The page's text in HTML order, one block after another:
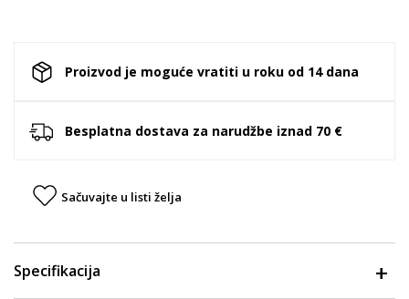
Proizvod je moguće vratiti u roku od 14 dana
Besplatna dostava za narudžbe iznad 70 €
Sačuvajte u listi želja
Specifikacija